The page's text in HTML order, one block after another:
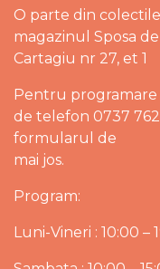
O parte din
magazinul Sposa
Cartagiu nr 27, et 1
Pentru programare
de telefon 0737
formularul de
mai jos.
Program:
Luni-Vineri : 10:00 –